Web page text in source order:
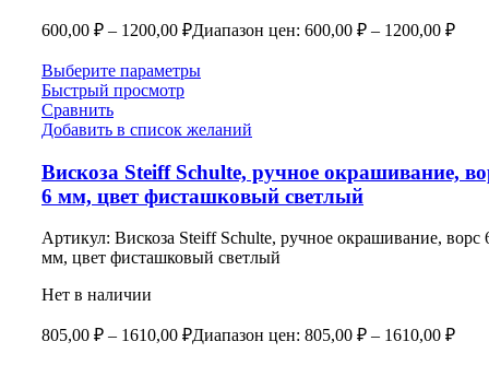
600,00 ₽ – 1200,00 ₽Диапазон цен: 600,00 ₽ – 1200,00 ₽
Выберите параметры
Быстрый просмотр
Сравнить
Добавить в список желаний
Вискоза Steiff Schulte, ручное окрашивание,
6 мм, цвет фисташковый светлый
Артикул: Вискоза Steiff Schulte, ручное окрашивание, ворс
мм, цвет фисташковый светлый
Нет в наличии
805,00 ₽ – 1610,00 ₽Диапазон цен: 805,00 ₽ – 1610,00 ₽